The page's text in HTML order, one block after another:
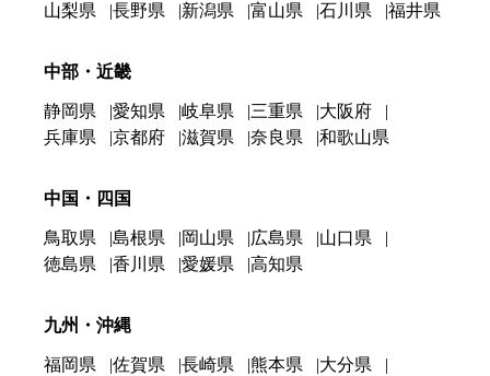
山梨県 長野県 新潟県 富山県 石川県 福井県
中部・近畿
静岡県 愛知県 岐阜県 三重県
大阪府
兵庫県
京都府 滋賀県 奈良県 和歌山県
中国・四国
鳥取県 島根県 岡山県 広島県
山口県
徳島県
香川県 愛媛県 高知県
九州・沖縄
福岡県 佐賀県 長崎県 熊本県
大分県